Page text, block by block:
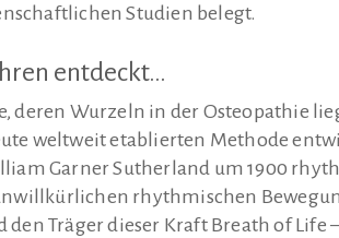
Studien belegt.
entdeckt…
deren Wurzeln in der Osteopathie
weltweit etablierten Methode
Garner Sutherland um 1900
rhythmischen
den Träger dieser Kraft Breath of